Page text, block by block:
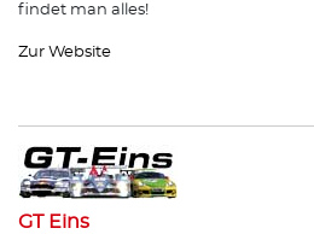
findet man alles!
Zur Website
GT Eins